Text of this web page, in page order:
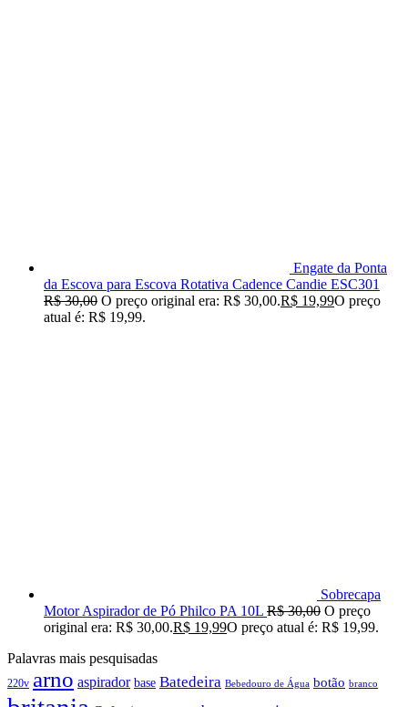
Engate da Ponta
da Escova para Escova Rotativa Cadence Candie ESC301
R$30,00 O preço original era: R$ 30,00.R$ 19,99O preço
atual é: R$ 19,99.
Sobrecapa
Motor Aspirador de Pó Philco PA 10L R$30,00 O preço
original era: R$ 30,00.R$ 19,99O preço atual é: R$ 19,99.
Palavras mais pesquisadas
220v arno aspirador base Batedeira Bebedouro de Água botão branco